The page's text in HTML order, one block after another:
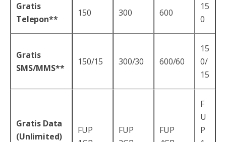
Gratis
Telepon**
150 300 600
15
0
Gratis
SMS/MMS**
150/15 300/30 600/60
15
0/
15
Gratis Data
(Unlimited)
FUP
FUP
FUP
F
U
P